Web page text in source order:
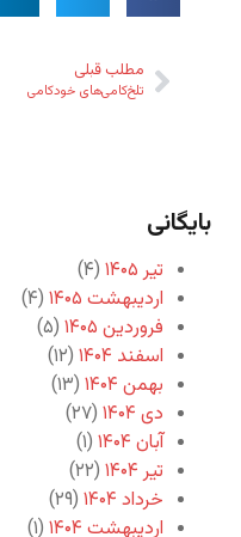
مطلب قبلی
تلخ‌کامی‌های خودکامی
بایگانی
تیر ۱۴۰۵
(۴)
اردیبهشت ۱۴۰۵
(۴)
فروردین ۱۴۰۵
(۵)
اسفند ۱۴۰۴
(۱۲)
بهمن ۱۴۰۴
(۱۳)
دی ۱۴۰۴
(۲۷)
آبان ۱۴۰۴
(۱)
تیر ۱۴۰۴
(۲۲)
خرداد ۱۴۰۴
(۲۹)
اردیبهشت ۱۴۰۴
(۱)